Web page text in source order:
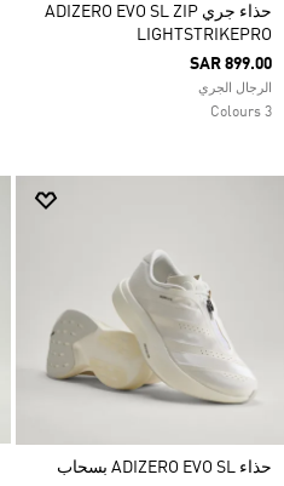
حذاء جري ADIZERO EVO SL ZIP
LIGHTSTRIKEPRO
SAR 899.00
الرجال الجري
3 Colours
حذاء ADIZERO EVO SL بسحاب